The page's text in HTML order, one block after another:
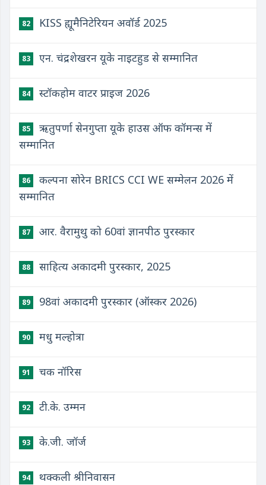
82 KISS ह्यूमैनिटेरियन अवॉर्ड 2025
83 एन. चंद्रशेखरन यूके नाइटहुड से सम्मानित
84 स्टॉकहोम वाटर प्राइज 2026
85
ऋतुपर्णा सेनगुप्ता यूके हाउस ऑफ कॉमन्स में
सम्मानित
86
कल्पना सोरेन BRICS CCI WE सम्मेलन 2026 में
सम्मानित
87 आर. वैरामुथु को 60वां ज्ञानपीठ पुरस्कार
88 साहित्य अकादमी पुरस्कार, 2025
89 98वां अकादमी पुरस्कार (ऑस्कर 2026)
90 मधु मल्होत्रा
91 चक नॉरिस
92 टी.के. उम्मन
93 के.जी. जॉर्ज
94 थक्कली श्रीनिवासन